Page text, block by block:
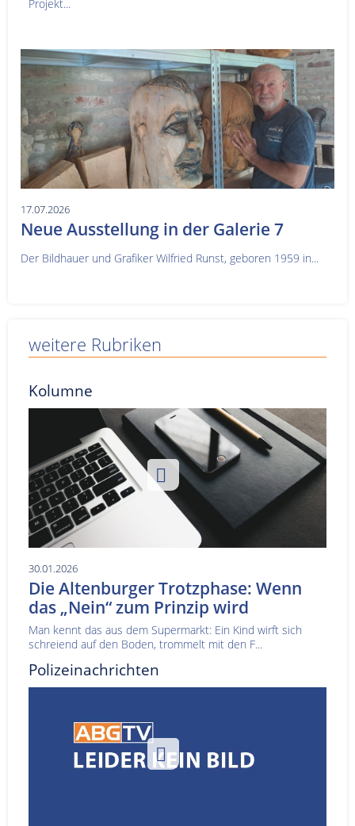
Projekt...
17.07.2026
Neue Ausstellung in der Galerie 7
Der Bildhauer und Grafiker Wilfried Runst, geboren 1959 in...
weitere Rubriken
Kolumne
30.01.2026
Die Altenburger Trotzphase: Wenn
das „Nein“ zum Prinzip wird
Man kennt das aus dem Supermarkt: Ein Kind wirft sich
schreiend auf den Boden, trommelt mit den F...
Polizeinachrichten